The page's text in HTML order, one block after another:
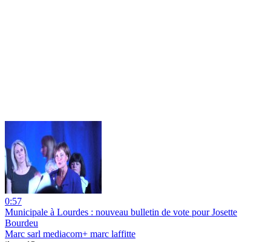
0:57
Municipale à Lourdes : nouveau bulletin de vote pour Josette
Bourdeu
Marc sarl mediacom+ marc laffitte